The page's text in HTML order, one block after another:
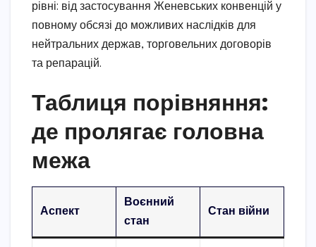
рівні: від застосування Женевських конвенцій у
повному обсязі до можливих наслідків для
нейтральних держав, торговельних договорів
та репарацій.
Таблиця порівняння:
де пролягає головна
межа
Аспект
Воєнний
стан
Стан війни